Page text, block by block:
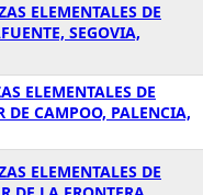
ELEMENTALES DE
SEGOVIA,
ELEMENTALES DE
CAMPOO, PALENCIA,
ELEMENTALES DE